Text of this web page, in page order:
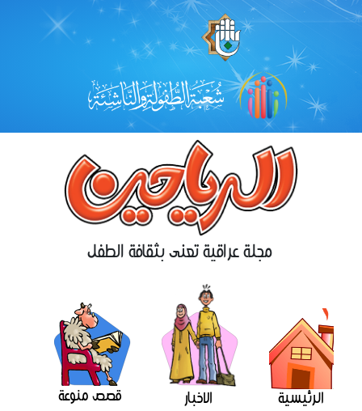
مجلة عراقية تعنى بثقافة الطفل
الرئيسية الاخبار قصص منوعة